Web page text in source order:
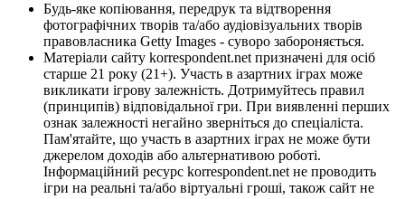
Будь-яке копіювання, передрук та відтворення
фотографічних творів та/або аудіовізуальних творів
правовласника Getty Images - суворо забороняється.
Матеріали сайту korrespondent.net призначені для осіб
старше 21 року (21+). Участь в азартних іграх може
викликати ігрову залежність. Дотримуйтесь правил
(принципів) відповідальної гри. При виявленні перших
ознак залежності негайно зверніться до спеціаліста.
Пам'ятайте, що участь в азартних іграх не може бути
джерелом доходів або альтернативою роботі.
Інформаційний ресурс korrespondent.net не проводить
ігри на реальні та/або віртуальні гроші, також сайт не